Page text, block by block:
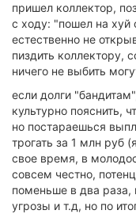
пришел коллектор,
с ходу: "пошел на хуй
естественно не
пиздить коллектору,
ничего не выбить
если долги
культурно пояснить,
но постараешься
трогать за 1 млн руб
свое время, в
совсем честно,
поменьше в два
угрозы и т.д, но по